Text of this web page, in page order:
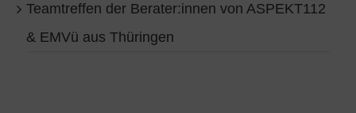
Teamtreffen der Berater:innen von ASPEKT112
& EMVü aus Thüringen